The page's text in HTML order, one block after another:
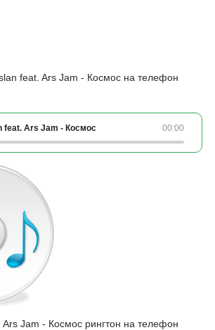
feat. Ars Jam - Космос на телефон
00:00
feat. Ars Jam - Космос
Ars Jam - Космос рингтон на телефон